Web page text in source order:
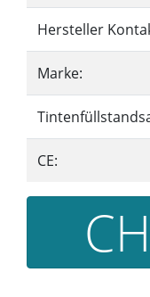
Hersteller
Marke:
CE: